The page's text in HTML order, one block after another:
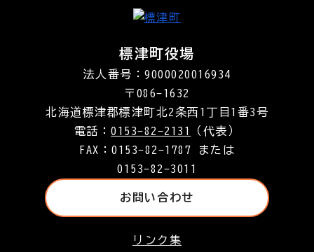
標津町役場
法人番号：9000020016934
〒086-1632
北海道標津郡標津町北2条西1丁目1番3号
電話：0153-82-2131
（代表）
FAX：0153-82-1787 または
0153-82-3011
お問い合わせ
リンク集